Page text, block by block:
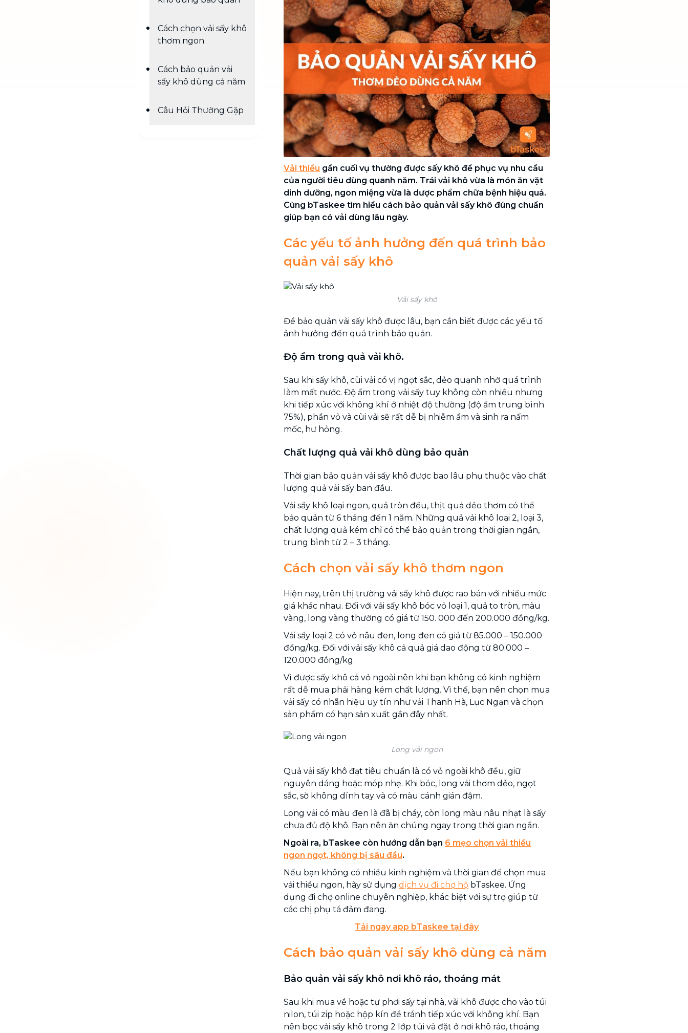
Chuyển nhà trọn gói, không lo dọn
dẹp nơi đi nơi đến
Vệ sinh công nghiệp NEW
Vệ sinh chuyên nghiệp cho văn
phòng, nhà xưởng, công trình lớn
Cách chọn vải sấy khô
thơm ngon
Cách bảo quản vải
sấy khô dùng cả năm
Câu Hỏi Thường Gặp
Vải thiều gần cuối vụ thường được sấy khô để phục vụ nhu cầu
của người tiêu dùng quanh năm. Trái vải khô vừa là món ăn vặt
dinh dưỡng, ngon miệng vừa là dược phẩm chữa bệnh hiệu quả.
Cùng bTaskee tìm hiểu cách bảo quản vải sấy khô đúng chuẩn
giúp bạn có vải dùng lâu ngày.
Các yếu tố ảnh hưởng đến quá trình bảo
quản vải sấy khô
Vải sấy khô
Để bảo quản vải sấy khô được lâu, bạn cần biết được các yếu tố
ảnh hưởng đến quá trình bảo quản.
Độ ẩm trong quả vải khô.
Sau khi sấy khô, cùi vải có vị ngọt sắc, dẻo quạnh nhờ quá trình
làm mất nước. Độ ẩm trong vải sấy tuy không còn nhiều nhưng
khi tiếp xúc với không khí ở nhiệt độ thường (độ ẩm trung bình
75%), phần vỏ và cùi vải sẽ rất dễ bị nhiễm ẩm và sinh ra nấm
mốc, hư hỏng.
Chất lượng quả vải khô dùng bảo quản
Thời gian bảo quản vải sấy khô được bao lâu phụ thuộc vào chất
lượng quả vải sấy ban đầu.
Vải sấy khô loại ngon, quả tròn đều, thịt quả dẻo thơm có thể
bảo quản từ 6 tháng đến 1 năm. Những quả vải khô loại 2, loại 3,
chất lượng quả kém chỉ có thể bảo quản trong thời gian ngắn,
trung bình từ 2 – 3 tháng.
Cách chọn vải sấy khô thơm ngon
Hiện nay, trên thị trường vải sấy khô được rao bán với nhiều mức
giá khác nhau. Đối với vải sấy khô bóc vỏ loại 1, quả to tròn, màu
vàng, long vàng thường có giá từ 150. 000 đến 200.000 đồng/kg.
Vải sấy loại 2 có vỏ nâu đen, long đen có giá từ 85.000 – 150.000
đồng/kg. Đối với vải sấy khô cả quả giá dao động từ 80.000 –
120.000 đồng/kg.
Vì được sấy khô cả vỏ ngoài nên khi bạn không có kinh nghiệm
rất dễ mua phải hàng kém chất lượng. Vì thế, bạn nên chọn mua
vải sấy có nhãn hiệu uy tín như vải Thanh Hà, Lục Ngạn và chọn
sản phẩm có hạn sản xuất gần đây nhất.
Long vải ngon
Quả vải sấy khô đạt tiêu chuẩn là có vỏ ngoài khô đều, giữ
nguyên dáng hoặc móp nhẹ. Khi bóc, long vải thơm dẻo, ngọt
sắc, sờ không dính tay và có màu cánh gián đậm.
Long vải có màu đen là đã bị cháy, còn long màu nâu nhạt là sấy
chưa đủ độ khô. Bạn nên ăn chúng ngay trong thời gian ngắn.
Ngoài ra, bTaskee còn hướng dẫn bạn 6 mẹo chọn vải thiều
ngon ngọt, không bị sâu đầu.
Nếu bạn không có nhiều kinh nghiệm và thời gian để chọn mua
vải thiều ngon, hãy sử dụng dịch vụ đi chợ hộ bTaskee. Ứng
dụng đi chợ online chuyên nghiệp, khác biệt với sự trợ giúp từ
các chị phụ tá đảm đang.
Tải ngay app bTaskee tại đây
Cách bảo quản vải sấy khô dùng cả năm
Bảo quản vải sấy khô nơi khô ráo, thoáng mát
Sau khi mua về hoặc tự phơi sấy tại nhà, vải khô được cho vào túi
nilon, túi zip hoặc hộp kín để tránh tiếp xúc với không khí. Bạn
nên bọc vải sấy khô trong 2 lớp túi và đặt ở nơi khô ráo, thoáng